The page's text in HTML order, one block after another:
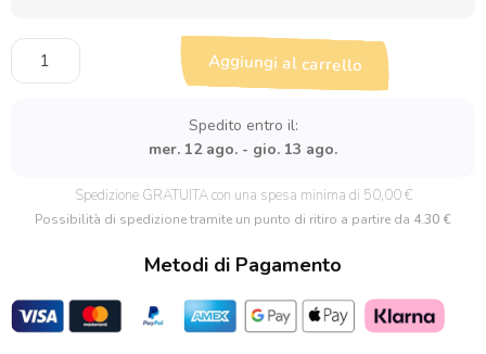
Cutter
Cappello
Aggiungi al carrello
Spedito entro il:
mer. 12 ago. - gio. 13 ago.
Spedizione GRATUITA con una spesa minima di 50,00 €
Possibilità di spedizione tramite un punto di ritiro a partire da 4.30 €
Metodi di Pagamento